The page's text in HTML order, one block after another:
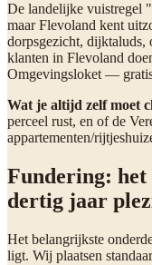
De landelijke vuistregel
maar Flevoland kent
dorpsgezicht, dijktaluds,
klanten in Flevoland
Omgevingsloket —
Wat je altijd zelf moet
perceel rust, en of de
appartementen/
Fundering: het
dertig jaar
Het belangrijkste
ligt. Wij plaatsen